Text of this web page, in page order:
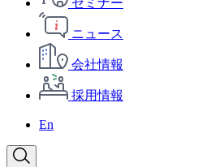
セミナー
ニュース
会社情報
採用情報
En